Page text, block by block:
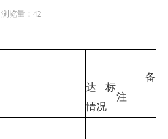
浏览量： 42
达标
情况
备
注